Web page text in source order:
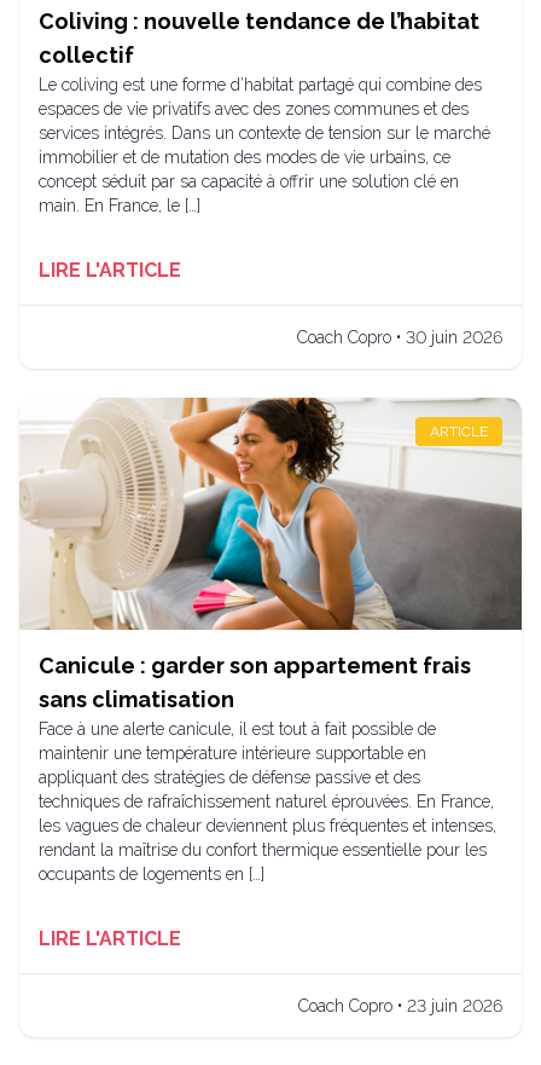
Coliving : nouvelle tendance de l’habitat
collectif
Le coliving est une forme d’habitat partagé qui combine des
espaces de vie privatifs avec des zones communes et des
services intégrés. Dans un contexte de tension sur le marché
immobilier et de mutation des modes de vie urbains, ce
concept séduit par sa capacité à offrir une solution clé en
main. En France, le […]
LIRE L'ARTICLE
Coach Copro • 30 juin 2026
ARTICLE
Canicule : garder son appartement frais
sans climatisation
Face à une alerte canicule, il est tout à fait possible de
maintenir une température intérieure supportable en
appliquant des stratégies de défense passive et des
techniques de rafraîchissement naturel éprouvées. En France,
les vagues de chaleur deviennent plus fréquentes et intenses,
rendant la maîtrise du confort thermique essentielle pour les
occupants de logements en […]
LIRE L'ARTICLE
Coach Copro • 23 juin 2026